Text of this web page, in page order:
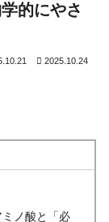
的にやさ
2025.10.24
ノ酸と「必